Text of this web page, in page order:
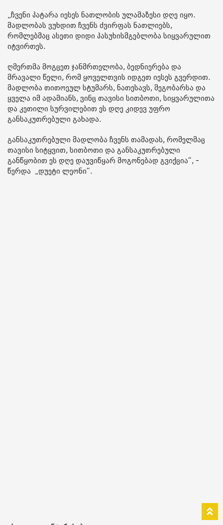
„ჩვენი პატარა იესეს ნათლობის ულამაზესი დღე იყო.
მადლობას ვუხდით ჩვენს ძვირფას ნათლიებს,
რომლებმაც ასეთი დიდი პასუხისმგებლობა სიყვარულით
იტვირთეს.
ღმერთმა მოგცეთ ჯანმრთელობა, ბედნიერება და
მრავალი წელი, რომ ყოველთვის იდგეთ იესეს გვერდით.
მადლობა თითოეულ სტუმარს, ნათესავს, მეგობარსა და
ყველა იმ ადამიანს, ვინც თავისი სითბოთი, სიყვარულითა
და კეთილი სურვილებით ეს დღე კიდევ უფრო
განსაკუთრებული გახადა.
განსაკუთრებული მადლობა ჩვენს თამადას, რომელმაც
თავისი სიტყვით, სითბოთი და განსაკუთრებული
განწყობით ეს დღე დაუვიწყარ მოგონებად გვიქცია“, -
წერდა „დუეტი ლეონი“.